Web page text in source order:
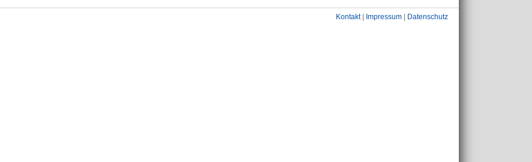
Kontakt| Impressum Datenschutz